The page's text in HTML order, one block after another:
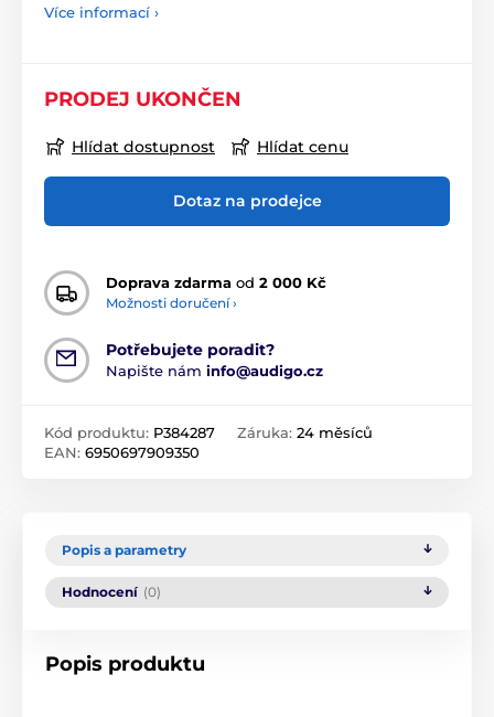
Více informací ›
PRODEJ UKONČEN
Hlídat dostupnost Hlídat cenu
Dotaz na prodejce
Doprava zdarma od 2 000 Kč
Možnosti doručení ›
Potřebujete poradit?
Napište nám info@audigo.cz
Kód produktu: P384287
EAN: 6950697909350
Záruka: 24 měsíců
Popis a parametry
Hodnocení (0)
Popis produktu